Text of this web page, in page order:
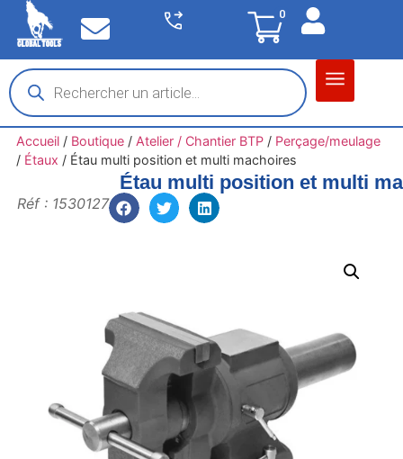
0
Accueil/ Boutique/ Atelier / Chantier BTP/ Perçage/meulage
/ Étaux / Étau multi position et multi machoires
Étau multi position et multi
Réf : 1530127